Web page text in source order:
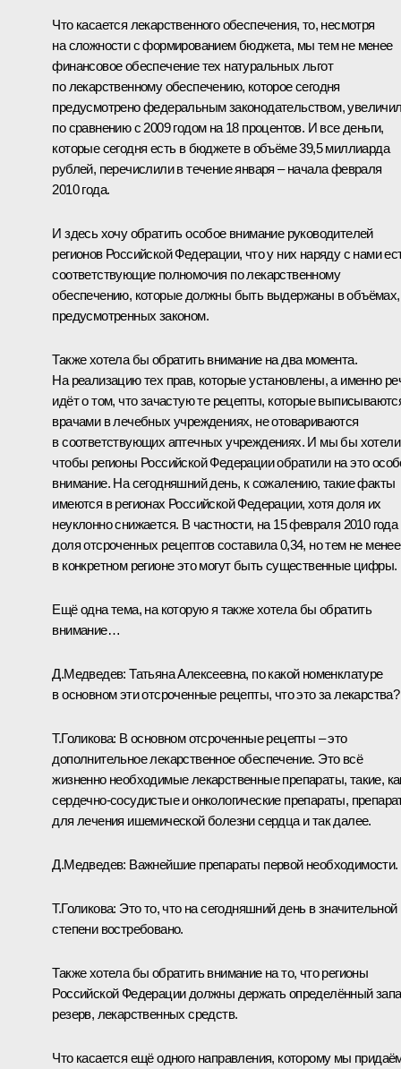
Что касается лекарственного обеспечения, то, несмотря
на сложности с формированием бюджета, мы тем не менее
финансовое обеспечение тех натуральных льгот
по лекарственному обеспечению, которое сегодня
предусмотрено федеральным законодательством,
по сравнению с 2009 годом на 18 процентов. И все деньги,
которые сегодня есть в бюджете в объёме 39,5 миллиарда
рублей, перечислили в течение января – начала февраля
2010 года.
И здесь хочу обратить особое внимание руководителей
регионов Российской Федерации, что у них наряду с нами
соответствующие полномочия по лекарственному
обеспечению, которые должны быть выдержаны в объёмах,
предусмотренных законом.
Также хотела бы обратить внимание на два момента.
На реализацию тех прав, которые установлены, а именно
идёт о том, что зачастую те рецепты, которые
врачами в лечебных учреждениях, не отовариваются
в соответствующих аптечных учреждениях. И мы бы
чтобы регионы Российской Федерации обратили на это
внимание. На сегодняшний день, к сожалению, такие факты
имеются в регионах Российской Федерации, хотя доля их
неуклонно снижается. В частности, на 15 февраля 2010 года
доля отсроченных рецептов составила 0,34, но тем не менее
в конкретном регионе это могут быть существенные цифры.
Ещё одна тема, на которую я также хотела бы обратить
внимание…
Д.Медведев: Татьяна Алексеевна, по какой номенклатуре
в основном эти отсроченные рецепты, что это за лекарства?
Т.Голикова: В основном отсроченные рецепты – это
дополнительное лекарственное обеспечение. Это всё
жизненно необходимые лекарственные препараты, такие,
сердечно-сосудистые и онкологические препараты,
для лечения ишемической болезни сердца и так далее.
Д.Медведев: Важнейшие препараты первой необходимости.
Т.Голикова: Это то, что на сегодняшний день в значительной
степени востребовано.
Также хотела бы обратить внимание на то, что регионы
Российской Федерации должны держать определённый
резерв, лекарственных средств.
Что касается ещё одного направления, которому мы